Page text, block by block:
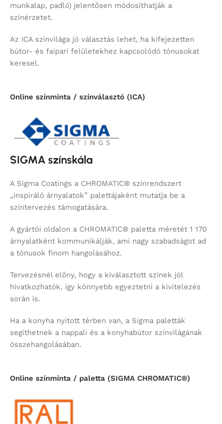
munkalap, padló) jelentősen módosíthatják a
színérzetet.
Az ICA színvilága jó választás lehet, ha kifejezetten
bútor- és faipari felületekhez kapcsolódó tónusokat
keresel.
Online színminta / színválasztó (ICA)
SIGMA színskála
A Sigma Coatings a CHROMATIC® színrendszert
„inspiráló árnyalatok” palettájaként mutatja be a
színtervezés támogatására.
A gyártói oldalon a CHROMATIC® paletta méretét 1 170
árnyalatként kommunikálják, ami nagy szabadságot ad
a tónusok finom hangolásához.
Tervezésnél előny, hogy a kiválasztott színek jól
hivatkozhatók, így könnyebb egyeztetni a kivitelezés
során is.
Ha a konyha nyitott térben van, a Sigma paletták
segíthetnek a nappali és a konyhabútor színvilágának
összehangolásában.
Online színminta / paletta (SIGMA CHROMATIC®)